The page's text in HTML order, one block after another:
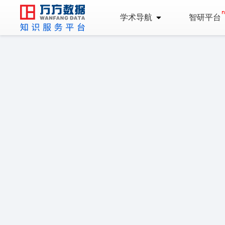
学术导航 智研平台